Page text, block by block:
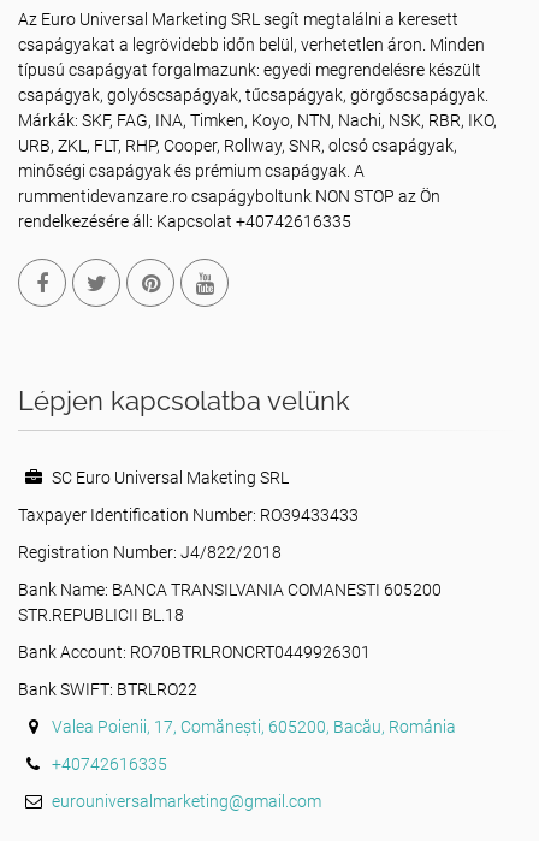
Az Euro Universal Marketing SRL segít megtalálni a keresett
csapágyakat a legrövidebb időn belül, verhetetlen áron. Minden
típusú csapágyat forgalmazunk: egyedi megrendelésre készült
csapágyak, golyóscsapágyak, tűcsapágyak, görgőscsapágyak.
Márkák: SKF, FAG, INA, Timken, Koyo, NTN, Nachi, NSK, RBR, IKO,
URB, ZKL, FLT, RHP, Cooper, Rollway, SNR, olcsó csapágyak,
minőségi csapágyak és prémium csapágyak. A
rummentidevanzare.ro csapágyboltunk NON STOP az Ön
rendelkezésére áll: Kapcsolat +40742616335
Lépjen kapcsolatba velünk
SC Euro Universal Maketing SRL
Taxpayer Identification Number: RO39433433
Registration Number: J4/822/2018
Bank Name: BANCA TRANSILVANIA COMANESTI 605200
STR.REPUBLICII BL.18
Bank Account: RO70BTRLRONCRT0449926301
Bank SWIFT: BTRLRO22
Valea Poienii, 17, Comănești, 605200, Bacău, Románia
+40742616335
eurouniversalmarketing@gmail.com